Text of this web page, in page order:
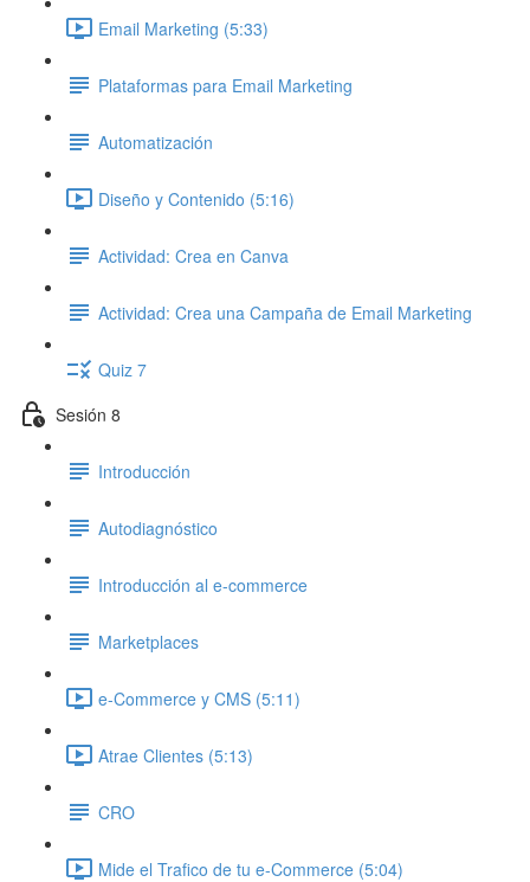
Email Marketing (5:33)
Plataformas para Email Marketing
Automatización
Diseño y Contenido (5:16)
Actividad: Crea en Canva
Actividad: Crea una Campaña de Email Marketing
Quiz 7
Sesión 8
Introducción
Autodiagnóstico
Introducción al e-commerce
Marketplaces
e-Commerce y CMS (5:11)
Atrae Clientes (5:13)
CRO
Mide el Trafico de tu e-Commerce (5:04)